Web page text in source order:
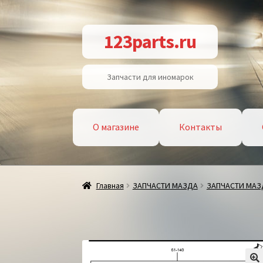
Перейти
к
навигации
Перейти
к
содержимому
123parts.ru
Запчасти для иномарок
О магазине Контакты
Главная ЗАПЧАСТИ МАЗДА ЗАПЧАСТИ